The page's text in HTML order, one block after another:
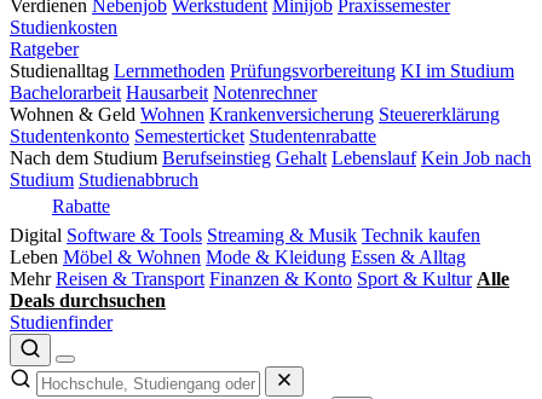
Verdienen Nebenjob Werkstudent Minijob Praxissemester
Studienkosten
Ratgeber
Studienalltag Lernmethoden Prüfungsvorbereitung KI im Studium
Bachelorarbeit Hausarbeit Notenrechner
Wohnen & Geld Wohnen Krankenversicherung Steuererklärung
Studentenkonto Semesterticket Studentenrabatte
Nach dem Studium Berufseinstieg Gehalt Lebenslauf Kein Job nach
Studium Studienabbruch
Rabatte
Digital Software & Tools Streaming & Musik Technik kaufen
Leben Möbel & Wohnen Mode & Kleidung Essen & Alltag
Mehr Reisen & Transport Finanzen & Konto Sport & Kultur Alle
Deals durchsuchen
Studienfinder